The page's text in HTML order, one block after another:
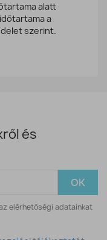
alatt
a
szerint.
és
elérhetőségi adatainkat